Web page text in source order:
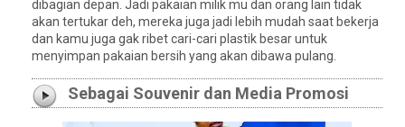
dibagian depan. Jadi pakaian milik mu dan orang lain tidak
akan tertukar deh, mereka juga jadi lebih mudah saat bekerja
dan kamu juga gak ribet cari-cari plastik besar untuk
menyimpan pakaian bersih yang akan dibawa pulang.
Sebagai Souvenir dan Media Promosi